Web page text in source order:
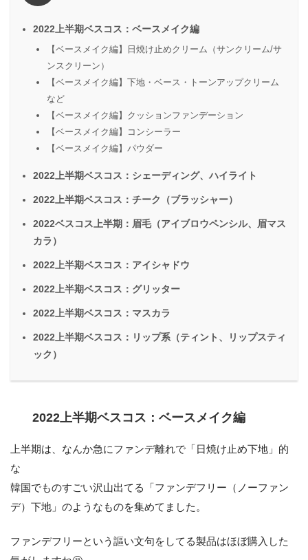
2022上半期ベスコス：ベースメイク編
【ベースメイク編】日焼け止めクリーム（サンクリーム/サ
ンスクリーン）
【ベースメイク編】下地・ベース・トーンアップクリーム
など
【ベースメイク編】クッションファンデーション
【ベースメイク編】コンシーラー
【ベースメイク編】パウダー
2022上半期ベスコス：シェーディング、ハイライト
2022上半期ベスコス：チーク（ブラッシャー）
2022ベスコス上半期：眉毛（アイブロウペンシル、眉マス
カラ）
2022上半期ベスコス：アイシャドウ
2022上半期ベスコス：グリッター
2022上半期ベスコス：マスカラ
2022上半期ベスコス：リップ系（ティント、リップスティ
ック）
2022上半期ベスコス：ベースメイク編
上半期は、なんか急にファンデ離れで「日焼け止め下地」的
な
韓国でものすごい沢山出てる「ファンデフリー（ノーファン
デ）下地」のようなものを集めてました。
ファンデフリーという謳い文句をしてる製品はほぼ購入した